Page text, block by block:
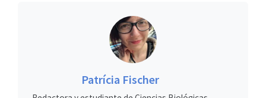
Patrícia Fischer